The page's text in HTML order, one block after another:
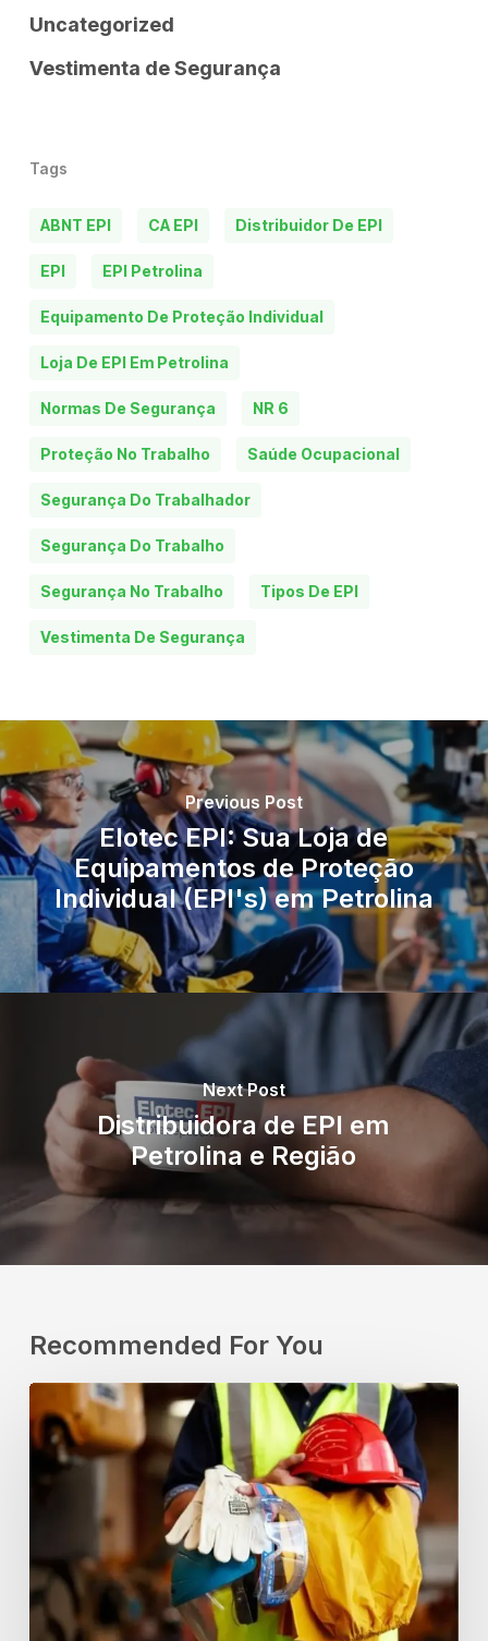
Uncategorized
Vestimenta de Segurança
Tags
ABNT EPI CA EPI Distribuidor De EPI
EPI EPI Petrolina
Equipamento De Proteção Individual
Loja De EPI Em Petrolina
Normas De Segurança NR 6
Proteção No Trabalho Saúde Ocupacional
Segurança Do Trabalhador
Segurança Do Trabalho
Segurança No Trabalho Tipos De EPI
Vestimenta De Segurança
Previous Post
Elotec EPI: Sua Loja de
Equipamentos de Proteção
Individual (EPI's) em Petrolina
Next Post
Distribuidora de EPI em
Petrolina e Região
Recommended For You
Importância
EPIs
nas